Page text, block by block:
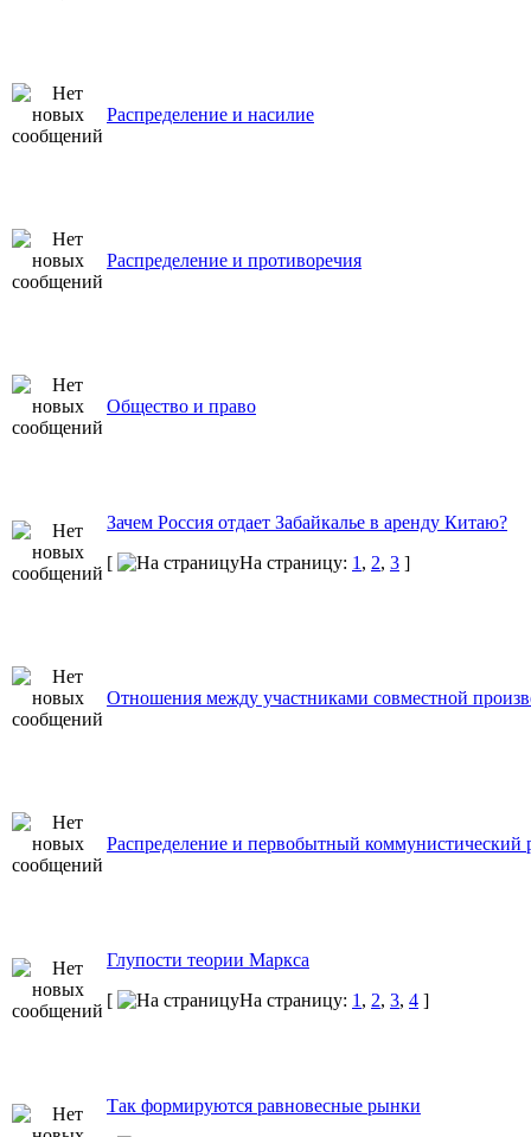
Распределение и насилие
Распределение и противоречия
Общество и право
Зачем Россия отдает Забайкалье в аренду Китаю?
[
На страницу: 1 , 2, 3 ]
Отношения между участниками совместной
Распределение и первобытный коммунистический
Глупости теории Маркса
[
На страницу: 1 , 2, 3, 4 ]
Так формируются равновесные рынки